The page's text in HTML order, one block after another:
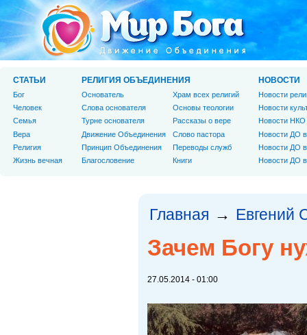
Главная → Евгений
Зачем Богу
27.05.2014 - 01:00
СТАТЬИ
Бог
Человек
Cемья
Вера
Религия
Жизнь вечная
РЕЛИГИЯ ОБЪЕДИНЕНИЯ
Основатель
Слова основателя
Турне основателя
Движение Объединения
Принцип Объединения
Благословение
Храм всех религий
Основы теологии
Рассказы о вере
Слово пастора
Переводы служб
Книги
НОВОСТИ
Новости
Новости
Новости НКО
Новости ДО
Новости ДО
Новости ДО